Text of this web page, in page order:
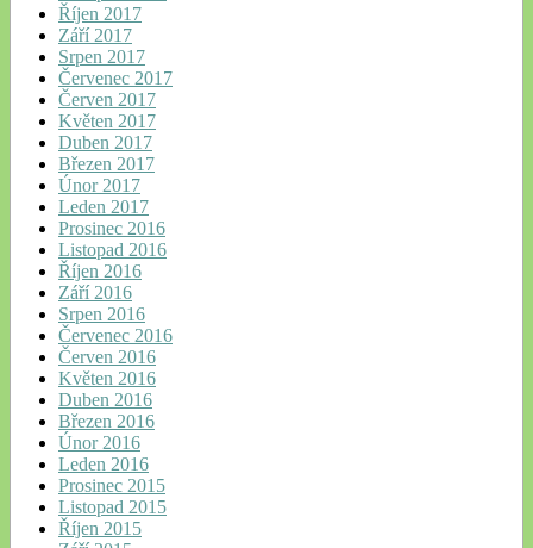
Říjen 2017
Září 2017
Srpen 2017
Červenec 2017
Červen 2017
Květen 2017
Duben 2017
Březen 2017
Únor 2017
Leden 2017
Prosinec 2016
Listopad 2016
Říjen 2016
Září 2016
Srpen 2016
Červenec 2016
Červen 2016
Květen 2016
Duben 2016
Březen 2016
Únor 2016
Leden 2016
Prosinec 2015
Listopad 2015
Říjen 2015